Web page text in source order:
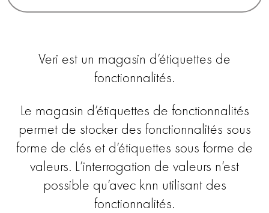
Veri est un magasin d’étiquettes de
fonctionnalités.
Le magasin d’étiquettes de fonctionnalités
permet de stocker des fonctionnalités sous
forme de clés et d’étiquettes sous forme de
valeurs. L’interrogation de valeurs n’est
possible qu’avec knn utilisant des
fonctionnalités.